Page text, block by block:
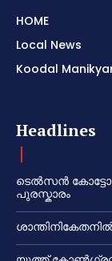
HOME
Local News
Koodal
Headlines
ടെൽസൻ
പുരസ്കാരം